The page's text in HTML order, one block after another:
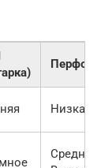
Низкая